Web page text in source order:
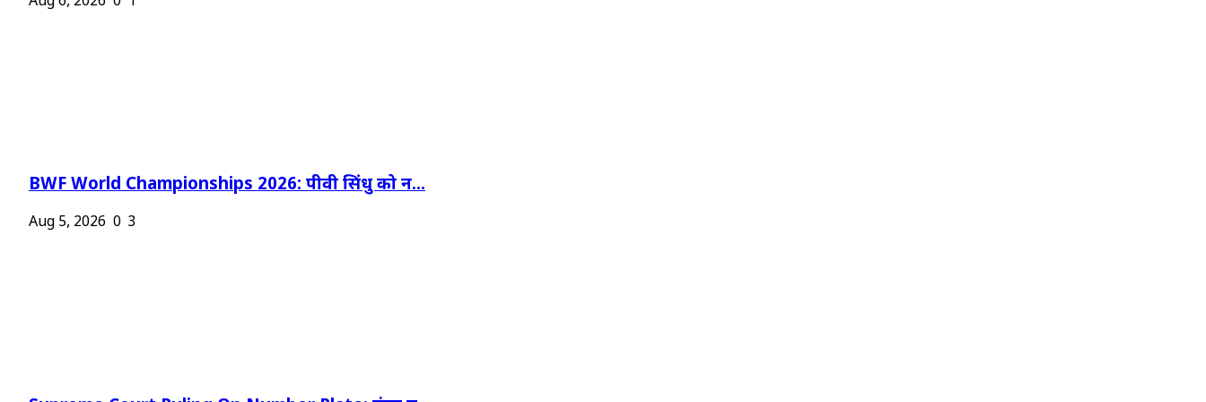
BWF World Championships 2026: पीवी सिंधु को न...
Aug 5, 2026 0 3